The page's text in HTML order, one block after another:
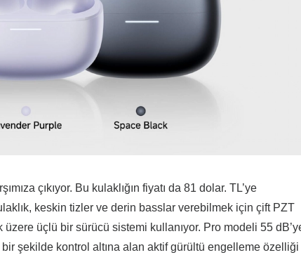
çıkıyor. Bu kulaklığın fiyatı da 81 dolar. TL’ye
keskin tizler ve derin basslar verebilmek için çift PZT
üçlü bir sürücü sistemi kullanıyor. Pro modeli 55
şekilde kontrol altına alan aktif gürültü engelleme